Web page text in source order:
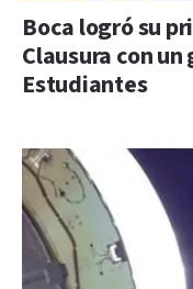
Boca logró su
Clausura con
Estudiantes